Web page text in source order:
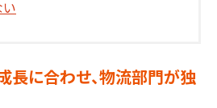
い
長に合わせ、物流部門が独